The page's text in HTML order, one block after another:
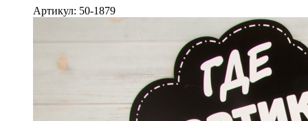
Артикул: 50-1879